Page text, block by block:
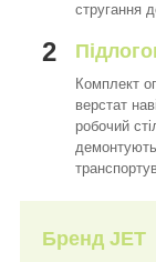
стругання
2
Комплект
верстат
робочий
Бренд JET